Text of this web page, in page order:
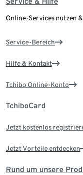
Online-Services nutzen
Service-Bereich
Hilfe & Kontakt
Tchibo Online-Konto
TchiboCard
Jetzt kostenlos
Jetzt Vorteile entdecken
Rund um unsere